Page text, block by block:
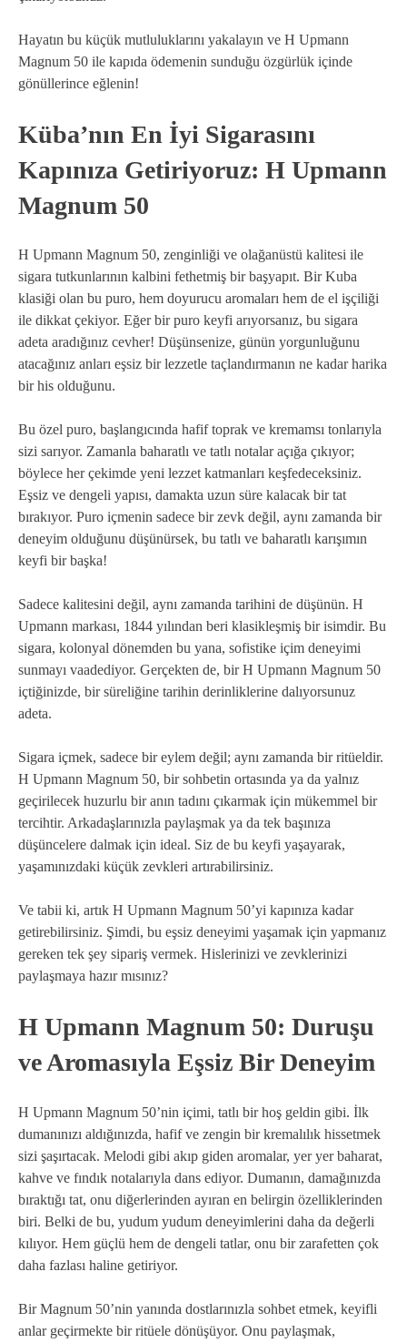
Hayatın bu küçük mutluluklarını yakalayın ve H Upmann
Magnum 50 ile kapıda ödemenin sunduğu özgürlük içinde
gönüllerince eğlenin!
Küba’nın En İyi Sigarasını
Kapınıza Getiriyoruz: H Upmann
Magnum 50
H Upmann Magnum 50, zenginliği ve olağanüstü kalitesi ile
sigara tutkunlarının kalbini fethetmiş bir başyapıt. Bir Kuba
klasiği olan bu puro, hem doyurucu aromaları hem de el işçiliği
ile dikkat çekiyor. Eğer bir puro keyfi arıyorsanız, bu sigara
adeta aradığınız cevher! Düşünsenize, günün yorgunluğunu
atacağınız anları eşsiz bir lezzetle taçlandırmanın ne kadar harika
bir his olduğunu.
Bu özel puro, başlangıcında hafif toprak ve kremamsı tonlarıyla
sizi sarıyor. Zamanla baharatlı ve tatlı notalar açığa çıkıyor;
böylece her çekimde yeni lezzet katmanları keşfedeceksiniz.
Eşsiz ve dengeli yapısı, damakta uzun süre kalacak bir tat
bırakıyor. Puro içmenin sadece bir zevk değil, aynı zamanda bir
deneyim olduğunu düşünürsek, bu tatlı ve baharatlı karışımın
keyfi bir başka!
Sadece kalitesini değil, aynı zamanda tarihini de düşünün. H
Upmann markası, 1844 yılından beri klasikleşmiş bir isimdir. Bu
sigara, kolonyal dönemden bu yana, sofistike içim deneyimi
sunmayı vaadediyor. Gerçekten de, bir H Upmann Magnum 50
içtiğinizde, bir süreliğine tarihin derinliklerine dalıyorsunuz
adeta.
Sigara içmek, sadece bir eylem değil; aynı zamanda bir ritüeldir.
H Upmann Magnum 50, bir sohbetin ortasında ya da yalnız
geçirilecek huzurlu bir anın tadını çıkarmak için mükemmel bir
tercihtir. Arkadaşlarınızla paylaşmak ya da tek başınıza
düşüncelere dalmak için ideal. Siz de bu keyfi yaşayarak,
yaşamınızdaki küçük zevkleri artırabilirsiniz.
Ve tabii ki, artık H Upmann Magnum 50’yi kapınıza kadar
getirebilirsiniz. Şimdi, bu eşsiz deneyimi yaşamak için yapmanız
gereken tek şey sipariş vermek. Hislerinizi ve zevklerinizi
paylaşmaya hazır mısınız?
H Upmann Magnum 50: Duruşu
ve Aromasıyla Eşsiz Bir Deneyim
H Upmann Magnum 50’nin içimi, tatlı bir hoş geldin gibi. İlk
dumanınızı aldığınızda, hafif ve zengin bir kremalılık hissetmek
sizi şaşırtacak. Melodi gibi akıp giden aromalar, yer yer baharat,
kahve ve fındık notalarıyla dans ediyor. Dumanın, damağınızda
bıraktığı tat, onu diğerlerinden ayıran en belirgin özelliklerinden
biri. Belki de bu, yudum yudum deneyimlerini daha da değerli
kılıyor. Hem güçlü hem de dengeli tatlar, onu bir zarafetten çok
daha fazlası haline getiriyor.
Bir Magnum 50’nin yanında dostlarınızla sohbet etmek, keyifli
anlar geçirmekte bir ritüele dönüşüyor. Onu paylaşmak,